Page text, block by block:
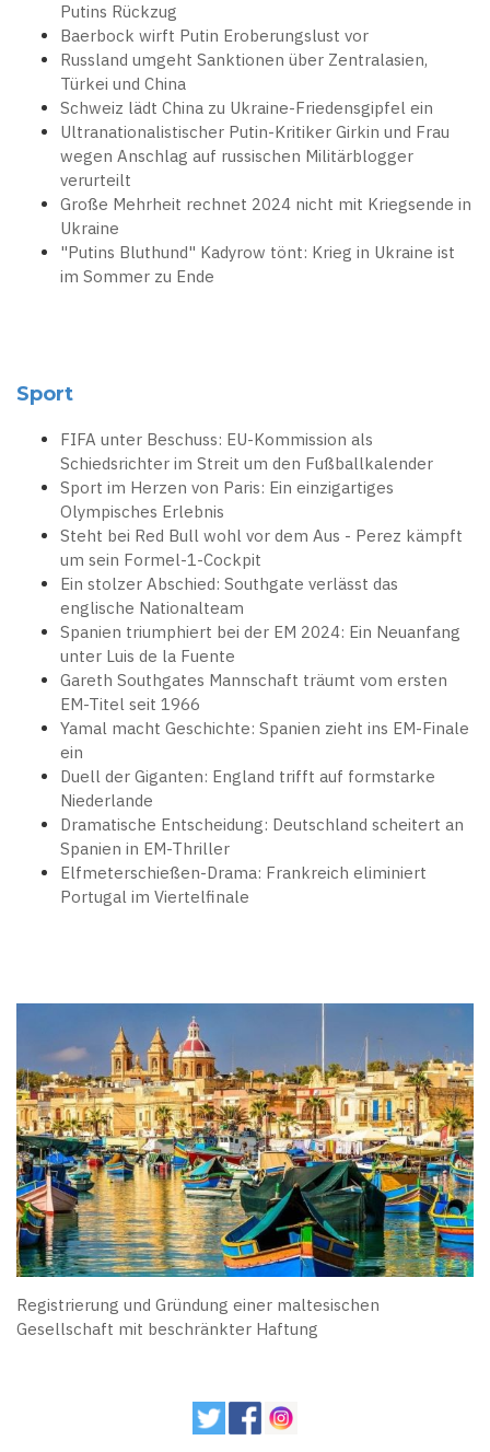
Putins Rückzug
Baerbock wirft Putin Eroberungslust vor
Russland umgeht Sanktionen über Zentralasien,
Türkei und China
Schweiz lädt China zu Ukraine-Friedensgipfel ein
Ultranationalistischer Putin-Kritiker Girkin und Frau
wegen Anschlag auf russischen Militärblogger
verurteilt
Große Mehrheit rechnet 2024 nicht mit Kriegsende in
Ukraine
"Putins Bluthund" Kadyrow tönt: Krieg in Ukraine ist
im Sommer zu Ende
Sport
FIFA unter Beschuss: EU-Kommission als
Schiedsrichter im Streit um den Fußballkalender
Sport im Herzen von Paris: Ein einzigartiges
Olympisches Erlebnis
Steht bei Red Bull wohl vor dem Aus - Perez kämpft
um sein Formel-1-Cockpit
Ein stolzer Abschied: Southgate verlässt das
englische Nationalteam
Spanien triumphiert bei der EM 2024: Ein Neuanfang
unter Luis de la Fuente
Gareth Southgates Mannschaft träumt vom ersten
EM-Titel seit 1966
Yamal macht Geschichte: Spanien zieht ins EM-Finale
ein
Duell der Giganten: England trifft auf formstarke
Niederlande
Dramatische Entscheidung: Deutschland scheitert an
Spanien in EM-Thriller
Elfmeterschießen-Drama: Frankreich eliminiert
Portugal im Viertelfinale
Registrierung und Gründung einer maltesischen
Gesellschaft mit beschränkter Haftung